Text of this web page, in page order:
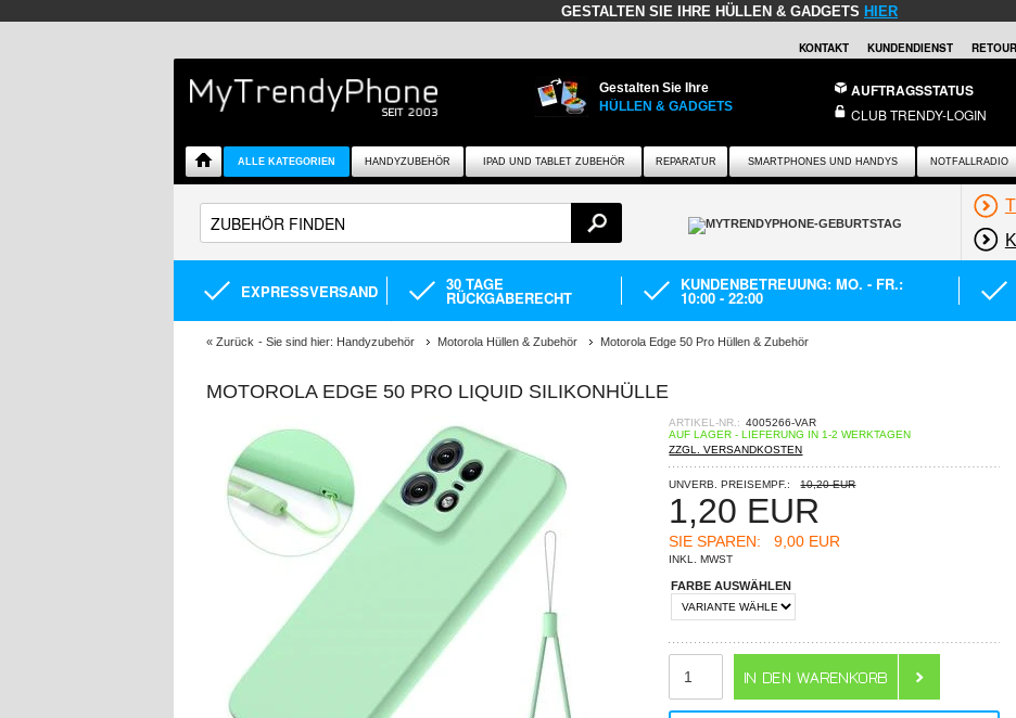
GESTALTEN SIE IHRE HÜLLEN & GADGETS HIER
KONTAKT KUNDENDIENST
Gestalten Sie Ihre
HÜLLEN & GADGETS
AUFTRAGSSTATUS
CLUB TRENDY-LOGIN
ALLE KATEGORIEN HANDYZUBEHÖR IPAD UND TABLET ZUBEHÖR REPARATUR SMARTPHONES UND HANDYS NOTFALLRADIO
EXPRESSVERSAND 30 TAGE
RÜCKGABERECHT
KUNDENBETREUUNG: MO. - FR.:
10:00 - 22:00
« Zurück - Sie sind hier: Handyzubehör Motorola Hüllen & Zubehör Motorola Edge 50 Pro Hüllen & Zubehör
MOTOROLA EDGE 50 PRO LIQUID SILIKONHÜLLE
ARTIKEL-NR.: 4005266-VAR
AUF LAGER - LIEFERUNG IN 1-2 WERKTAGEN
ZZGL. VERSANDKOSTEN
UNVERB. PREISEMPF.: 10,20 EUR
1,20 EUR
SIE SPAREN: 9,00 EUR
INKL. MWST
FARBE AUSWÄHLEN